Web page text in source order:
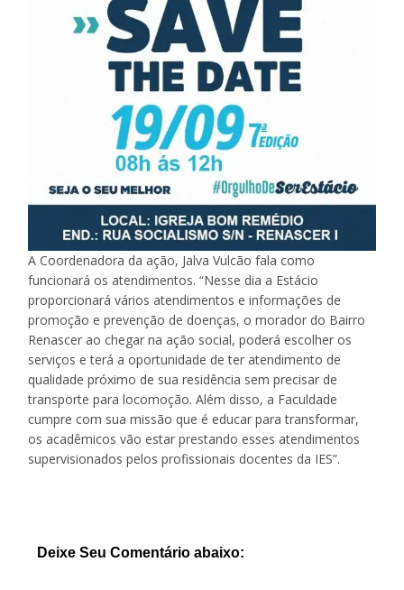
A Coordenadora da ação, Jalva Vulcão fala como
funcionará os atendimentos. “Nesse dia a Estácio
proporcionará vários atendimentos e informações de
promoção e prevenção de doenças, o morador do Bairro
Renascer ao chegar na ação social, poderá escolher os
serviços e terá a oportunidade de ter atendimento de
qualidade próximo de sua residência sem precisar de
transporte para locomoção. Além disso, a Faculdade
cumpre com sua missão que é educar para transformar,
os acadêmicos vão estar prestando esses atendimentos
supervisionados pelos profissionais docentes da IES”.
Deixe Seu Comentário abaixo: